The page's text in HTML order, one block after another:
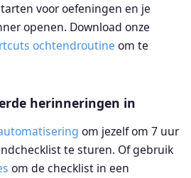
voor oefeningen en je
openen. Download onze
ochtendroutine om te
herinneringen in
om jezelf om 7 uur
te sturen. Of gebruik
om de checklist in een